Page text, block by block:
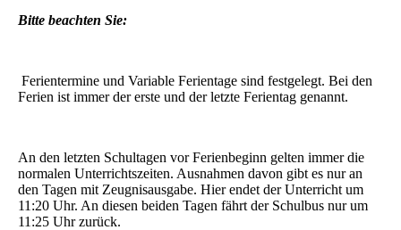
Bitte beachten Sie:
Ferientermine und Variable Ferientage sind festgelegt. Bei den
Ferien ist immer der erste und der letzte Ferientag genannt.
An den letzten Schultagen vor Ferienbeginn gelten immer die
normalen Unterrichtszeiten. Ausnahmen davon gibt es nur an
den Tagen mit Zeugnisausgabe. Hier endet der Unterricht um
11:20 Uhr. An diesen beiden Tagen fährt der Schulbus nur um
11:25 Uhr zurück.